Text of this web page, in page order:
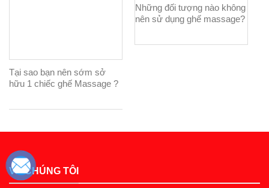
Tại sao bạn nên sớm sở
hữu 1 chiếc ghế Massage ?
Những đối tượng nào không
nên sử dụng ghế massage?
VỀ CHÚNG TÔI